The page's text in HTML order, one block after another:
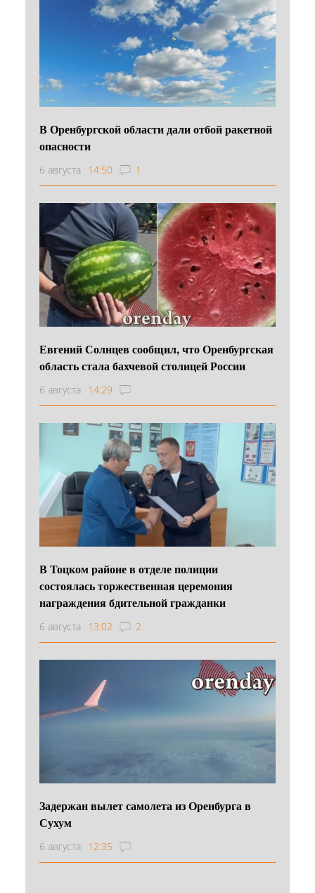
В Оренбургской области дали отбой ракетной
опасности
6 августа 14:50 1
Евгений Солнцев сообщил, что Оренбургская
область стала бахчевой столицей России
6 августа 14:29
В Тоцком районе в отделе полиции
состоялась торжественная церемония
награждения бдительной гражданки
6 августа 13:02 2
Задержан вылет самолета из Оренбурга в
Сухум
6 августа 12:35